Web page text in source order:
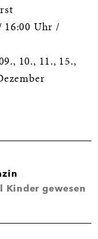
16:00 Uhr /
10., 11., 15.,
Kinder gewesen